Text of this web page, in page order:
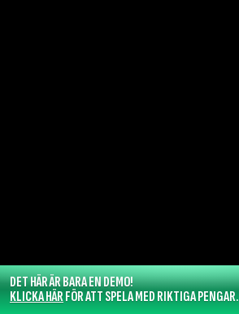
DET HÄR ÄR BARA EN DEMO!
KLICKA HÄRFÖR ATT SPELA MED RIKTIGA PENGAR.